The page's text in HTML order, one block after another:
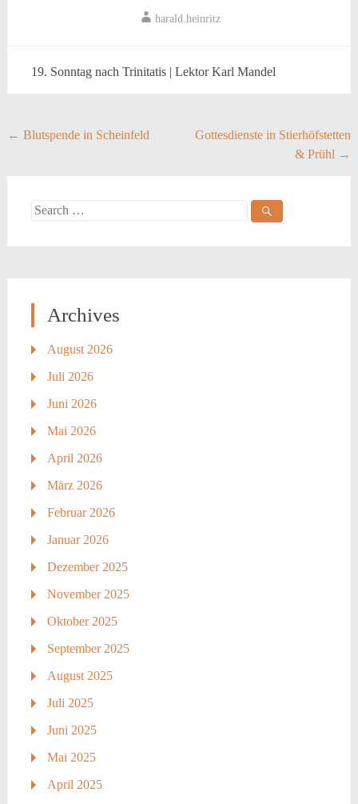
harald.heinritz
19. Sonntag nach Trinitatis | Lektor Karl Mandel
Post
← Blutspende in Scheinfeld
Gottesdienste in Stierhöfstetten
& Prühl →
Search
Archives
August 2026
Juli 2026
Juni 2026
Mai 2026
April 2026
März 2026
Februar 2026
Januar 2026
Dezember 2025
November 2025
Oktober 2025
September 2025
August 2025
Juli 2025
Juni 2025
Mai 2025
April 2025